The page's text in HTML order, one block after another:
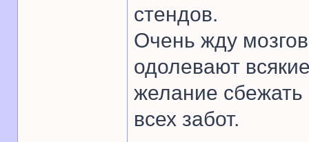
стендов.
Очень жду
одолевают
желание сбежать
всех забот.